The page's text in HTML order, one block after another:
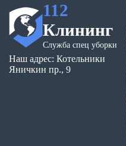
112
Клининг
Служба спец уборки
Наш адрес: Котельники
Яничкин пр., 9